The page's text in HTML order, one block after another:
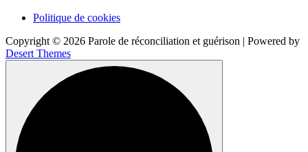
Politique de cookies
Copyright © 2026 Parole de réconciliation et guérison | Powered by
Desert Themes